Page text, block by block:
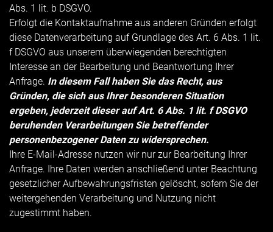
Abs. 1 lit. b DSGVO.
Erfolgt die Kontaktaufnahme aus anderen Gründen erfolgt
diese Datenverarbeitung auf Grundlage des Art. 6 Abs. 1 lit.
f DSGVO aus unserem überwiegenden berechtigten
Interesse an der Bearbeitung und Beantwortung Ihrer
Anfrage. In diesem Fall haben Sie das Recht, aus
Gründen, die sich aus Ihrer besonderen Situation
ergeben, jederzeit dieser auf Art. 6 Abs. 1 lit. f DSGVO
beruhenden Verarbeitungen Sie betreffender
personenbezogener Daten zu widersprechen.
Ihre E-Mail-Adresse nutzen wir nur zur Bearbeitung Ihrer
Anfrage. Ihre Daten werden anschließend unter Beachtung
gesetzlicher Aufbewahrungsfristen gelöscht, sofern Sie der
weitergehenden Verarbeitung und Nutzung nicht
zugestimmt haben.